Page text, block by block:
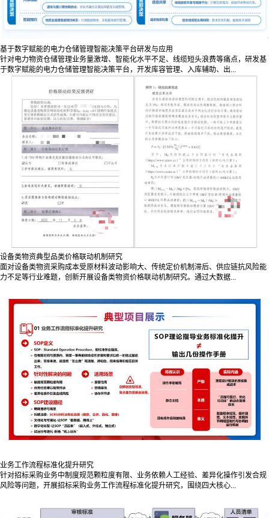
基于数字赋能的电力仓储管理智能决策平台研发与应用
针对电力物资仓储管理业务量激增、智能化水平不足、线缆短头浪费等痛点，研发基
于数字赋能的电力仓储管理智能决策平台，开发库容管理、入库辅助、出...
设备类物资典型品类价格联动机制研究
面对设备类物资采购成本受原材料波动影响大、传统定价机制滞后、供应链抗风险能
力不足等行业难题，创新开展设备类物资价格联动机制研究。通过大数据...
业务工作流程标准化提升研究
针对招标采购业务中制度规范颗粒度有限、业务依赖人工经验、差异化操作引发合规
风险等问题，开展招标采购业务工作流程标准化提升研究，围绕四大核心...